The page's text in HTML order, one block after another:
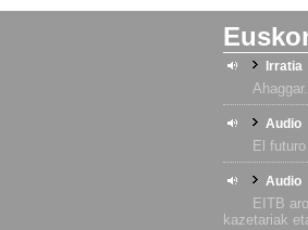
Irratia
Audio
El
Audio
EITB
kazetariak